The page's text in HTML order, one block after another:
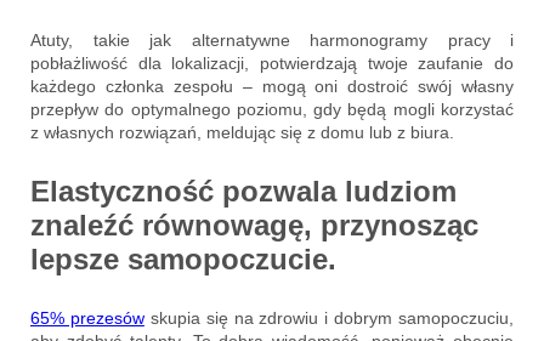
Atuty, takie jak alternatywne harmonogramy pracy i
pobłażliwość dla lokalizacji, potwierdzają twoje zaufanie do
każdego członka zespołu – mogą oni dostroić swój własny
przepływ do optymalnego poziomu, gdy będą mogli korzystać
z własnych rozwiązań, meldując się z domu lub z biura.
Elastyczność pozwala ludziom
znaleźć równowagę, przynosząc
lepsze samopoczucie.
65% prezesówskupia się na zdrowiu i dobrym samopoczuciu,